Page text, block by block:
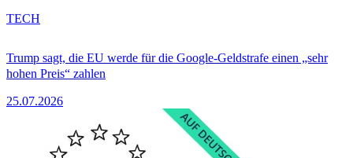
Trump sagt, die EU werde für die Google-Geldstrafe einen „sehr
hohen Preis“ zahlen
25.07.2026
TECH